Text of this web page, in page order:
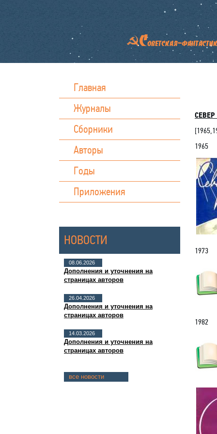
Главная
Журналы
Сборники
Авторы
Годы
Приложения
НОВОСТИ
08.06.2026
Дополнения и уточнения на
страницах авторов
26.04.2026
Дополнения и уточнения на
страницах авторов
14.03.2026
Дополнения и уточнения на
страницах авторов
все новости
СЕВЕР
[1965,
1965
1973
1982